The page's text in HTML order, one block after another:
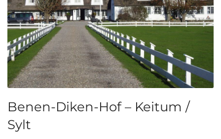
Benen-Diken-Hof – Keitum /
Sylt